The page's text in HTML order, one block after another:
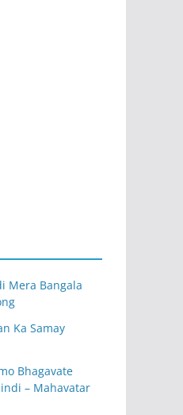
Mera Bangala
Ka Samay
Bhagavate
– Mahavatar